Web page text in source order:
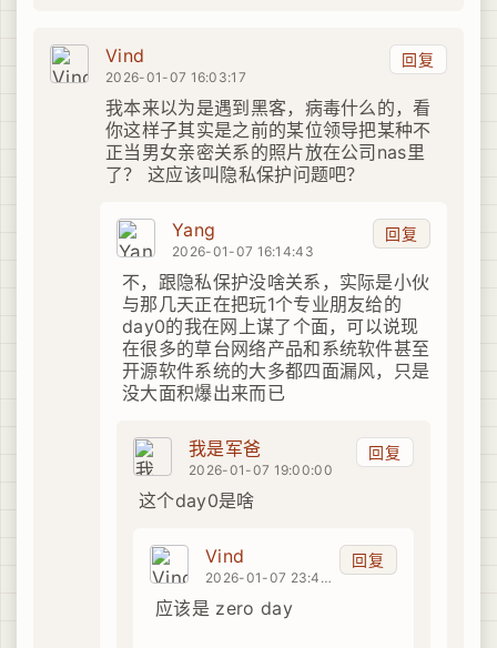
回复
Vind
2026-01-07 16:03:17
我本来以为是遇到黑客，病毒什么的，看
你这样子其实是之前的某位领导把某种不
正当男女亲密关系的照片放在公司nas里
了？ 这应该叫隐私保护问题吧？
回复
Yang
2026-01-07 16:14:43
不，跟隐私保护没啥关系，实际是小伙
与那几天正在把玩1个专业朋友给的
day0的我在网上谋了个面，可以说现
在很多的草台网络产品和系统软件甚至
开源软件系统的大多都四面漏风，只是
没大面积爆出来而已
回复
我是军爸
2026-01-07 19:00:00
这个day0是啥
回复
Vind
2026-01-07 23:48:38
应该是 zero day